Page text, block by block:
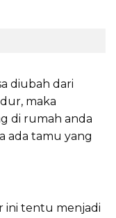
diubah dari
maka
di rumah anda
ada tamu yang
ini tentu menjadi